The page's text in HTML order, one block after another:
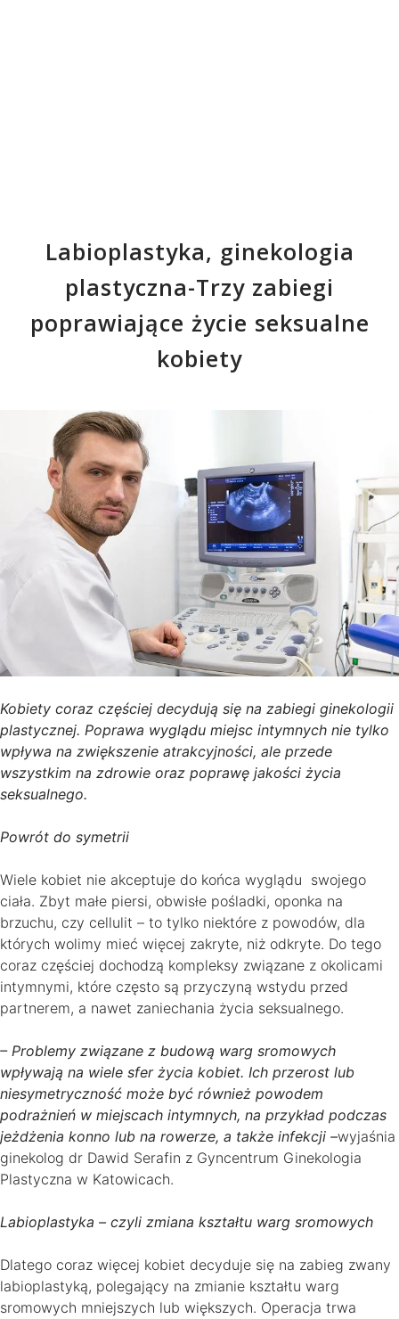
Labioplastyka, ginekologia
plastyczna-Trzy zabiegi
poprawiające życie seksualne
kobiety
Kobiety coraz częściej decydują się na zabiegi ginekologii
plastycznej. Poprawa wyglądu miejsc intymnych nie tylko
wpływa na zwiększenie atrakcyjności, ale przede
wszystkim na zdrowie oraz poprawę jakości życia
seksualnego.
Powrót do symetrii
Wiele kobiet nie akceptuje do końca wyglądu swojego
ciała. Zbyt małe piersi, obwisłe pośladki, oponka na
brzuchu, czy cellulit – to tylko niektóre z powodów, dla
których wolimy mieć więcej zakryte, niż odkryte. Do tego
coraz częściej dochodzą kompleksy związane z okolicami
intymnymi, które często są przyczyną wstydu przed
partnerem, a nawet zaniechania życia seksualnego.
– Problemy związane z budową warg sromowych
wpływają na wiele sfer życia kobiet. Ich przerost lub
niesymetryczność może być również powodem
podrażnień w miejscach intymnych, na przykład podczas
jeżdżenia konno lub na rowerze, a także infekcji –wyjaśnia
ginekolog dr Dawid Serafin z Gyncentrum Ginekologia
Plastyczna w Katowicach.
Labioplastyka – czyli zmiana kształtu warg sromowych
Dlatego coraz więcej kobiet decyduje się na zabieg zwany
labioplastyką, polegający na zmianie kształtu warg
sromowych mniejszych lub większych. Operacja trwa